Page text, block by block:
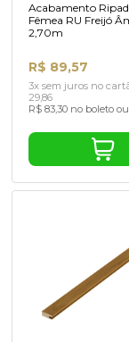
Acabamento
Fêmea RU Freijó
2,70m
R$ 89,57
3x sem juros no
29,86
R$ 83,30 no boleto